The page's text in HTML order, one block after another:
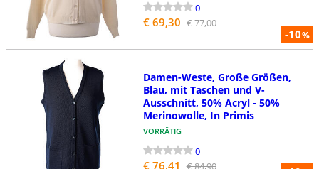
-10%
0
€ 69,30 € 77,00
Damen-Weste, Große Größen,
Blau, mit Taschen und V-
Ausschnitt, 50% Acryl - 50%
Merinowolle, In Primis
VORRÄTIG
0
€ 76,41 € 84,90